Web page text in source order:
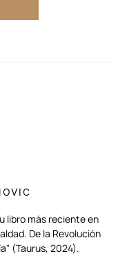
libro más reciente en
De la Revolución
(Taurus, 2024).